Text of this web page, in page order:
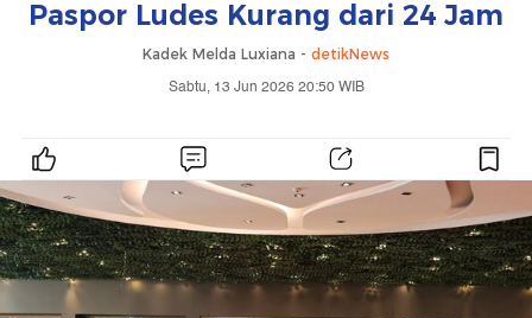
Paspor Ludes Kurang dari 24 Jam
Kadek Melda Luxiana - detikNews
Sabtu, 13 Jun 2026 20:50 WIB